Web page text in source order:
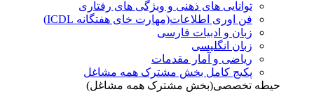
توانایی های ذهنی و ویژگی های رفتاری
فن اوری اطلاعات(مهارت خای هفتگانه ICDL)
زبان و ادبیات فارسی
زبان انگلیسی
ریاضی و آمار مقدمات
پکیج کامل بخش مشترک همه مشاغل
حیطه تخصصی(بخش مشترک همه مشاغل)